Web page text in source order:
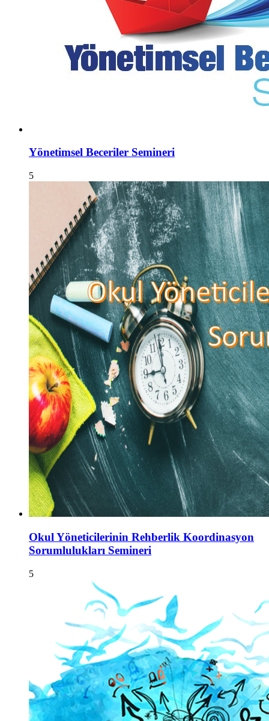
Yönetimsel Beceriler Semineri
5
Okul Yöneticilerinin Rehberlik Koordinasyon
Sorumlulukları Semineri
5